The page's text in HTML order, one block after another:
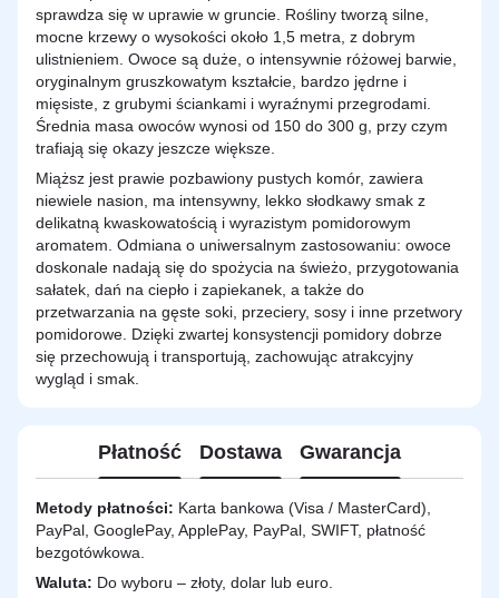
sprawdza się w uprawie w gruncie. Rośliny tworzą silne,
mocne krzewy o wysokości około 1,5 metra, z dobrym
ulistnieniem. Owoce są duże, o intensywnie różowej barwie,
oryginalnym gruszkowatym kształcie, bardzo jędrne i
mięsiste, z grubymi ściankami i wyraźnymi przegrodami.
Średnia masa owoców wynosi od 150 do 300 g, przy czym
trafiają się okazy jeszcze większe.
Miąższ jest prawie pozbawiony pustych komór, zawiera
niewiele nasion, ma intensywny, lekko słodkawy smak z
delikatną kwaskowatością i wyrazistym pomidorowym
aromatem. Odmiana o uniwersalnym zastosowaniu: owoce
doskonale nadają się do spożycia na świeżo, przygotowania
sałatek, dań na ciepło i zapiekanek, a także do
przetwarzania na gęste soki, przeciery, sosy i inne przetwory
pomidorowe. Dzięki zwartej konsystencji pomidory dobrze
się przechowują i transportują, zachowując atrakcyjny
wygląd i smak.
Płatność Dostawa Gwarancja
Metody płatności: Karta bankowa (Visa / MasterCard),
PayPal, GooglePay, ApplePay, PayPal, SWIFT, płatność
bezgotówkowa.
Waluta: Do wyboru – złoty, dolar lub euro.